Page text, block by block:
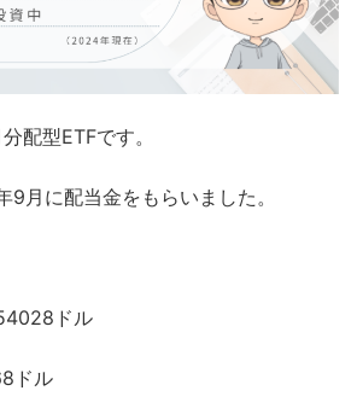
配型ETFです。
9月に配当金をもらいました。
ドル
ドル